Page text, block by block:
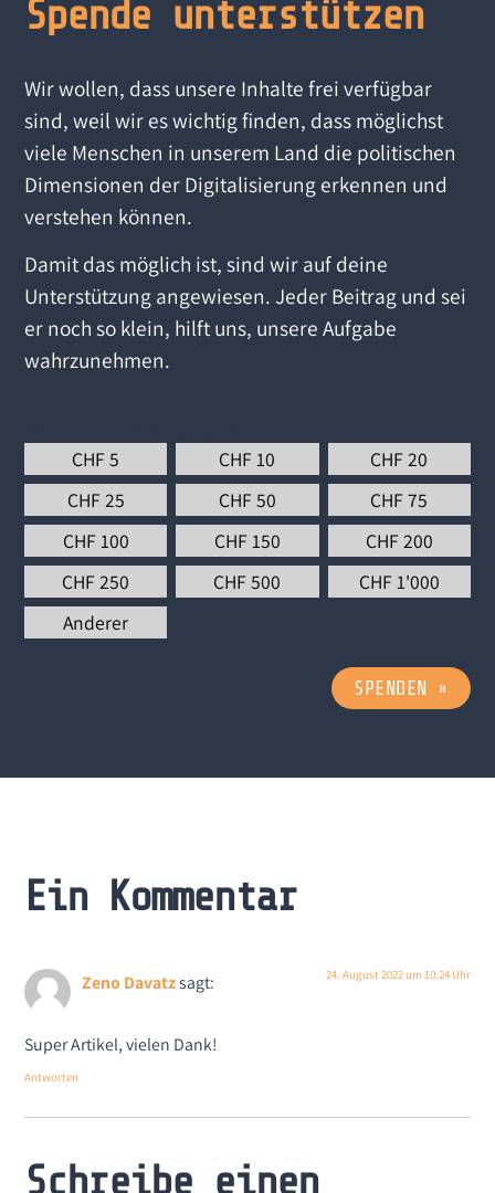
Spende unterstützen
Wir wollen, dass unsere Inhalte frei verfügbar
sind, weil wir es wichtig finden, dass möglichst
viele Menschen in unserem Land die politischen
Dimensionen der Digitalisierung erkennen und
verstehen können.
Damit das möglich ist, sind wir auf deine
Unterstützung angewiesen. Jeder Beitrag und sei
er noch so klein, hilft uns, unsere Aufgabe
wahrzunehmen.
CHF 5 CHF 10 CHF 20
CHF 25 CHF 50 CHF 75
CHF 100 CHF 150 CHF 200
CHF 250 CHF 500 CHF 1'000
Anderer
SPENDEN »
Ein Kommentar
Zeno Davatzsagt: 24. August 2022 um 10:24 Uhr
Super Artikel, vielen Dank!
Antworten
Schreibe einen